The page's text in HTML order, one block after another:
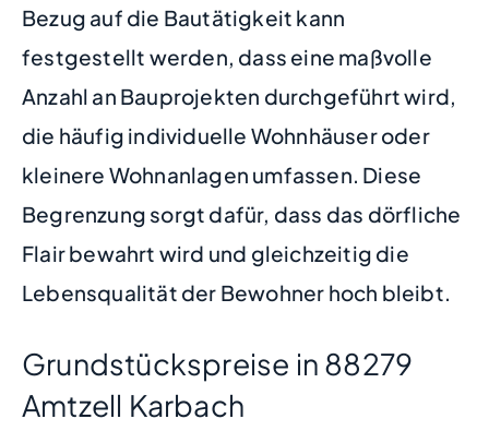
Bezug auf die Bautätigkeit kann
festgestellt werden, dass eine maßvolle
Anzahl an Bauprojekten durchgeführt wird,
die häufig individuelle Wohnhäuser oder
kleinere Wohnanlagen umfassen. Diese
Begrenzung sorgt dafür, dass das dörfliche
Flair bewahrt wird und gleichzeitig die
Lebensqualität der Bewohner hoch bleibt.
Grundstückspreise in 88279
Amtzell Karbach